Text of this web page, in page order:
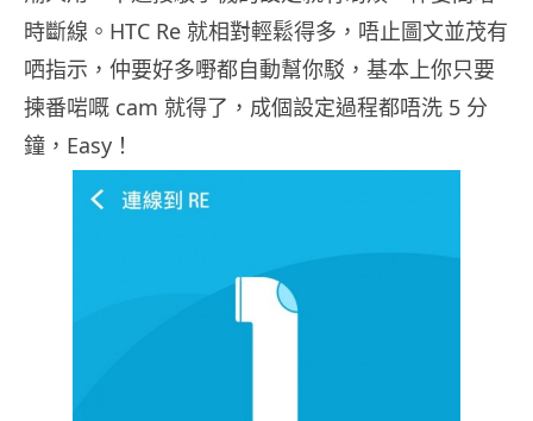
時斷線。HTC Re 就相對輕鬆得多，唔止圖文並茂有
哂指示，仲要好多嘢都自動幫你駁，基本上你只要
揀番啱嘅 cam 就得了，成個設定過程都唔洗 5 分
鐘，Easy！